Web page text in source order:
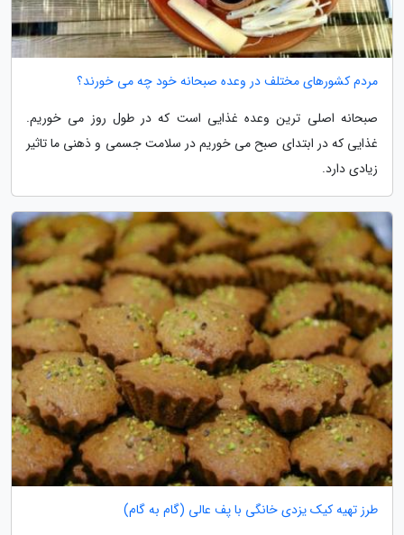
مردم کشورهای مختلف در وعده صبحانه خود چه می خورند؟
صبحانه اصلی ترین وعده غذایی است که در طول روز می خوریم.
غذایی که در ابتدای صبح می خوریم در سلامت جسمی و ذهنی ما تاثیر
زیادی دارد.
طرز تهیه کیک یزدی خانگی با پف عالی (گام به گام)